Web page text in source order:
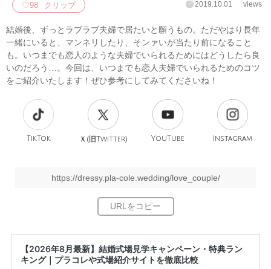
♡98 クリップ 2019.10.01 views
結婚後、ずっとラブラブ夫婦で居たいと願うもの。ただやはり長年
一緒にいると、マンネリしたり、そンァいが当たり前になること
も。いつまでも恋人のような夫婦でいられるためにはどうしたら良
いのだろう…。今回は、いつまでも恋人夫婦でいられるためのコツ
をご紹介いたします！ぜひ参考にしてみてくださいね！
TikTok Ｘ(旧Twitter) YouTube Instagram
https://dressy.pla-cole.wedding/love_couple/
【2026年8月最新】結婚式場見学キャンペーン・特典ラン
キング｜プラコレや式場紹介サイトを徹底比較